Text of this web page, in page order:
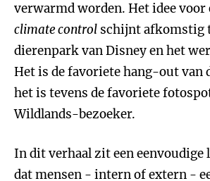
verwarmd worden. Het idee voor
climate control schijnt afkomstig
dierenpark van Disney en het
Het is de favoriete hang-out van
het is tevens de favoriete
Wildlands-bezoeker.
In dit verhaal zit een eenvoudige
dat mensen - intern of extern -